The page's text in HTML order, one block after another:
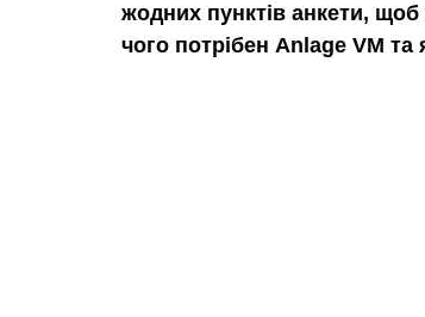
жодних пунктів анкети,
чого потрібен Anlage VM та